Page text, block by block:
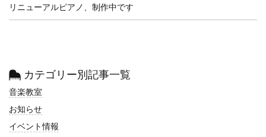
リニューアルピアノ、制作中です
カテゴリー別記事一覧
音楽教室
お知らせ
イベント情報